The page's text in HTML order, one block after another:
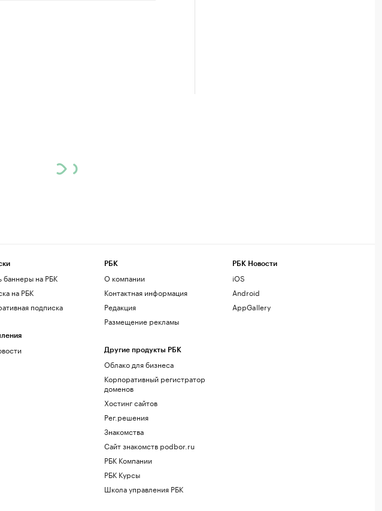
баннеры на РБК
на РБК
подписка
РБК
О компании
Контактная информация
Редакция
Размещение рекламы
Другие продукты РБК
Облако для бизнеса
Корпоративный регистратор
доменов
Хостинг сайтов
Рег.решения
Знакомства
Сайт знакомств podbor.ru
РБК Компании
РБК Курсы
Школа управления РБК
РБК Новости
iOS
Android
AppGallery